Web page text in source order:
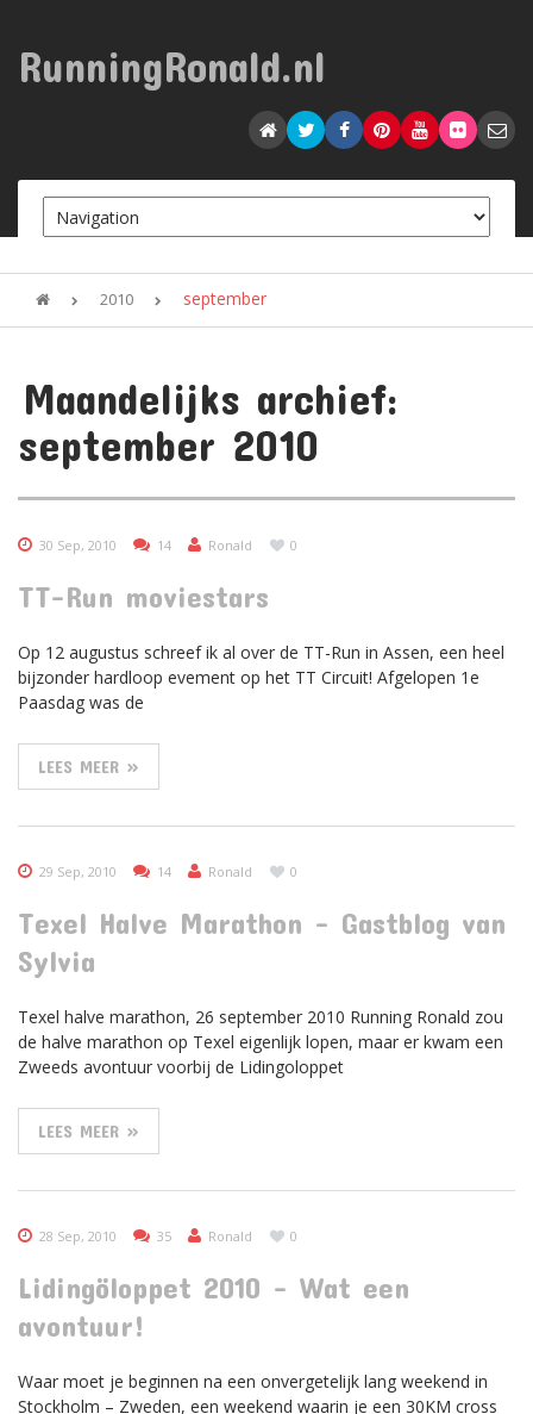
RunningRonald.nl
2010 september
Maandelijks archief:
september 2010
30 Sep, 2010 14 Ronald 0
TT-Run moviestars
Op 12 augustus schreef ik al over de TT-Run in Assen, een heel
bijzonder hardloop evement op het TT Circuit! Afgelopen 1e
Paasdag was de
LEES MEER »
29 Sep, 2010 14 Ronald 0
Texel Halve Marathon – Gastblog van
Sylvia
Texel halve marathon, 26 september 2010 Running Ronald zou
de halve marathon op Texel eigenlijk lopen, maar er kwam een
Zweeds avontuur voorbij de Lidingoloppet
LEES MEER »
28 Sep, 2010 35 Ronald 0
Lidingöloppet 2010 – Wat een
avontuur!
Waar moet je beginnen na een onvergetelijk lang weekend in
Stockholm – Zweden, een weekend waarin je een 30KM cross